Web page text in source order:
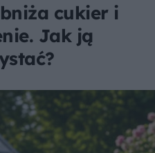
cukier i
Jak ją